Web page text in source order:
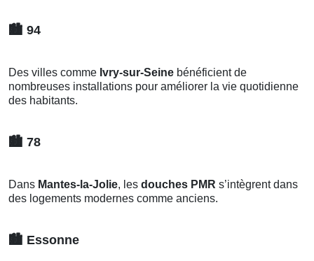
🏙️ 94
Des villes comme Ivry-sur-Seine bénéficient de
nombreuses installations pour améliorer la vie quotidienne
des habitants.
🏙️ 78
Dans Mantes-la-Jolie, les douches PMR s’intègrent dans
des logements modernes comme anciens.
🏙️ Essonne